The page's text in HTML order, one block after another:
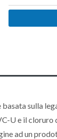
basata sulla
U e il cloruro
ad un